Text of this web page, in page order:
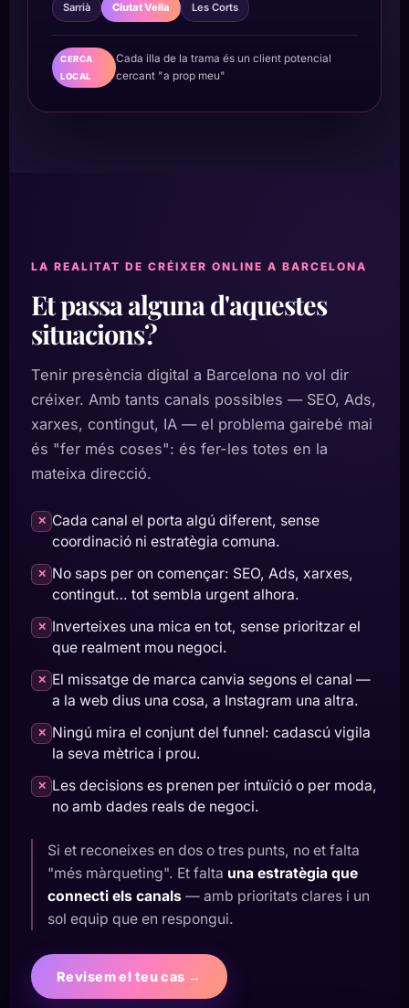
Sarrià Ciutat Vella Les Corts
CERCA
LOCAL
Cada illa de la trama és un client potencial
cercant "a prop meu"
LA REALITAT DE CRÉIXER ONLINE A BARCELONA
Et passa alguna d'aquestes
situacions?
Tenir presència digital a Barcelona no vol dir
créixer. Amb tants canals possibles — SEO, Ads,
xarxes, contingut, IA — el problema gairebé mai
és "fer més coses": és fer-les totes en la
mateixa direcció.
✕ Cada canal el porta algú diferent, sense
coordinació ni estratègia comuna.
✕ No saps per on començar: SEO, Ads, xarxes,
contingut… tot sembla urgent alhora.
✕ Inverteixes una mica en tot, sense prioritzar el
que realment mou negoci.
✕ El missatge de marca canvia segons el canal —
a la web dius una cosa, a Instagram una altra.
✕ Ningú mira el conjunt del funnel: cadascú vigila
la seva mètrica i prou.
✕ Les decisions es prenen per intuïció o per moda,
no amb dades reals de negoci.
Si et reconeixes en dos o tres punts, no et falta
"més màrqueting". Et falta una estratègia que
connecti els canals — amb prioritats clares i un
sol equip que en respongui.
Revisem el teu cas →